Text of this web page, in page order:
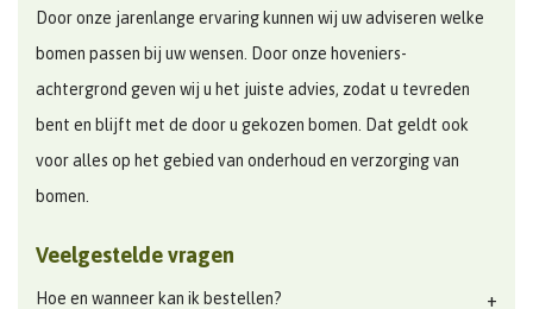
Door onze jarenlange ervaring kunnen wij uw adviseren welke
bomen passen bij uw wensen. Door onze hoveniers-
achtergrond geven wij u het juiste advies, zodat u tevreden
bent en blijft met de door u gekozen bomen. Dat geldt ook
voor alles op het gebied van onderhoud en verzorging van
bomen.
Veelgestelde vragen
Hoe en wanneer kan ik bestellen?